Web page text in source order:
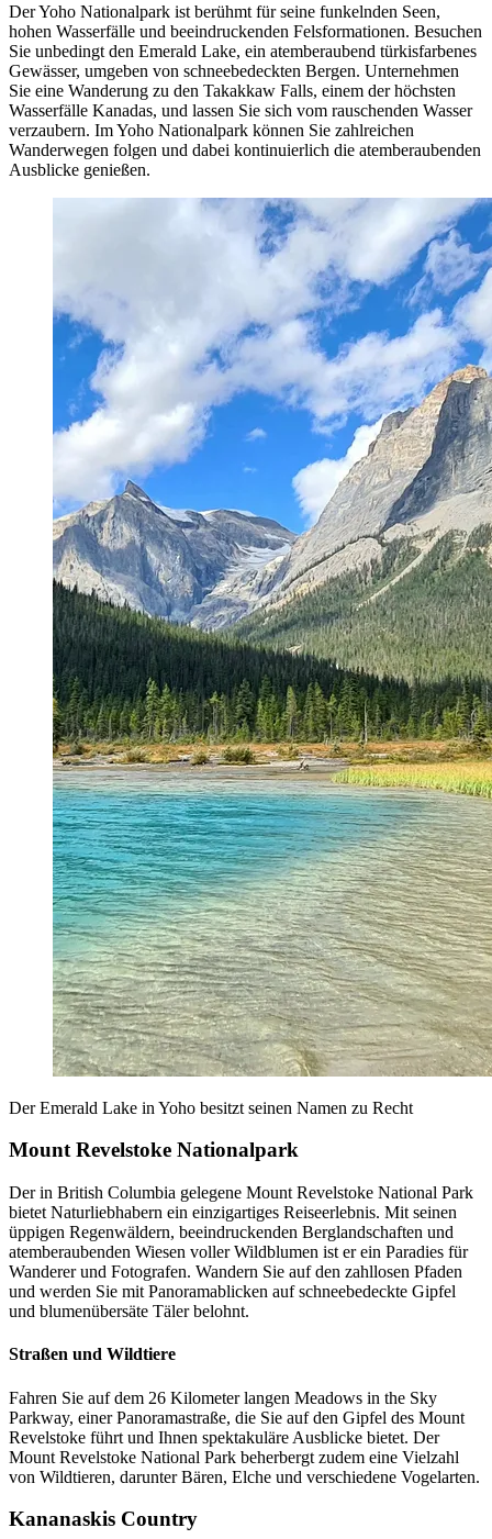
Der Yoho Nationalpark ist berühmt für seine funkelnden Seen,
hohen Wasserfälle und beeindruckenden Felsformationen. Besuchen
Sie unbedingt den Emerald Lake, ein atemberaubend türkisfarbenes
Gewässer, umgeben von schneebedeckten Bergen. Unternehmen
Sie eine Wanderung zu den Takakkaw Falls, einem der höchsten
Wasserfälle Kanadas, und lassen Sie sich vom rauschenden Wasser
verzaubern. Im Yoho Nationalpark können Sie zahlreichen
Wanderwegen folgen und dabei kontinuierlich die atemberaubenden
Ausblicke genießen.
Der Emerald Lake in Yoho besitzt seinen Namen zu Recht
Mount Revelstoke Nationalpark
Der in British Columbia gelegene Mount Revelstoke National Park
bietet Naturliebhabern ein einzigartiges Reiseerlebnis. Mit seinen
üppigen Regenwäldern, beeindruckenden Berglandschaften und
atemberaubenden Wiesen voller Wildblumen ist er ein Paradies für
Wanderer und Fotografen. Wandern Sie auf den zahllosen Pfaden
und werden Sie mit Panoramablicken auf schneebedeckte Gipfel
und blumenübersäte Täler belohnt.
Straßen und Wildtiere
Fahren Sie auf dem 26 Kilometer langen Meadows in the Sky
Parkway, einer Panoramastraße, die Sie auf den Gipfel des Mount
Revelstoke führt und Ihnen spektakuläre Ausblicke bietet. Der
Mount Revelstoke National Park beherbergt zudem eine Vielzahl
von Wildtieren, darunter Bären, Elche und verschiedene Vogelarten.
Kananaskis Country